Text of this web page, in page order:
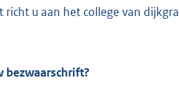
richt u aan het college van
bezwaarschrift?